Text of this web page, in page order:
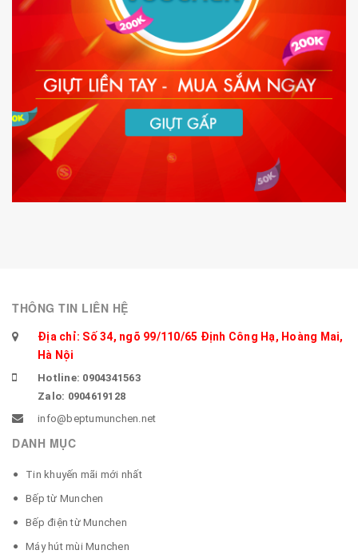
THÔNG TIN LIÊN HỆ
Địa chỉ: Số 34, ngõ 99/110/65 Định Công Hạ, Hoàng Mai,
Hà Nội
Hotline: 0904341563
Zalo: 0904619128
info@beptumunchen.net
DANH MỤC
Tin khuyến mãi mới nhất
Bếp từ Munchen
Bếp điện từ Munchen
Máy hút mùi Munchen